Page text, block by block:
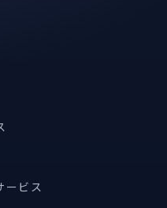
ービス